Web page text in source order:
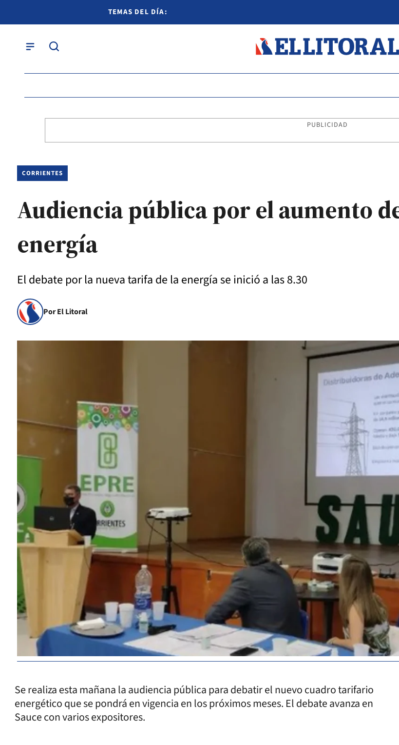
TEMAS DEL DÍA:
PUBLICIDAD
CORRIENTES
Audiencia pública por el aumento
energía
El debate por la nueva tarifa de la energía se inició a las 8.30
Por El Litoral
Se realiza esta mañana la audiencia pública para debatir el nuevo cuadro tarifario
energético que se pondrá en vigencia en los próximos meses. El debate avanza en
Sauce con varios expositores.